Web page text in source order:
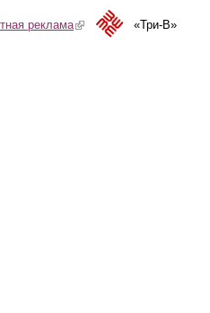
реклама(link is external)«Три-В»